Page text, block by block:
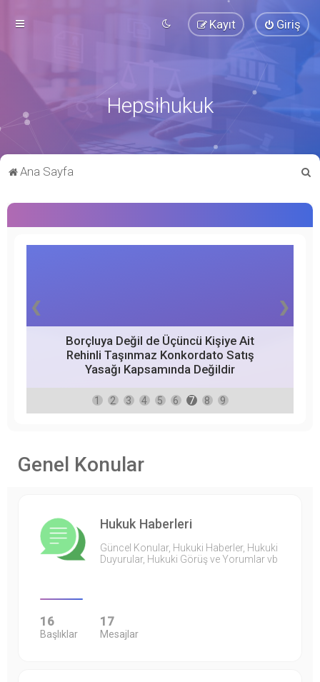
Giriş
Kayıt
Hepsihukuk
Ana Sayfa
a
Borçluya Değil de Üçüncü Kişiye Ait
Rehinli Taşınmaz Konkordato Satış
Yasağı Kapsamında Değildir
❮ ❯
1 2 3 4 5 6 7 8 9
Genel Konular
Hukuk Haberleri
Güncel Konular, Hukuki Haberler, Hukuki
Duyurular, Hukuki Görüş ve Yorumlar vb
16
Başlıklar
17
Mesajlar